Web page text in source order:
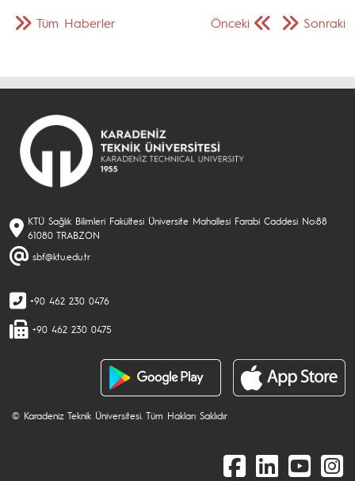
Önceki Sonraki
Tüm Haberler
KTÜ Sağlık Bilimleri Fakültesi Üniversite Mahallesi Farabi Caddesi No:88
61080 TRABZON
sbf@ktu.edu.tr
+90 462 230 0476
+90 462 230 0475
© Karadeniz Teknik Üniversitesi. Tüm Hakları Saklıdır